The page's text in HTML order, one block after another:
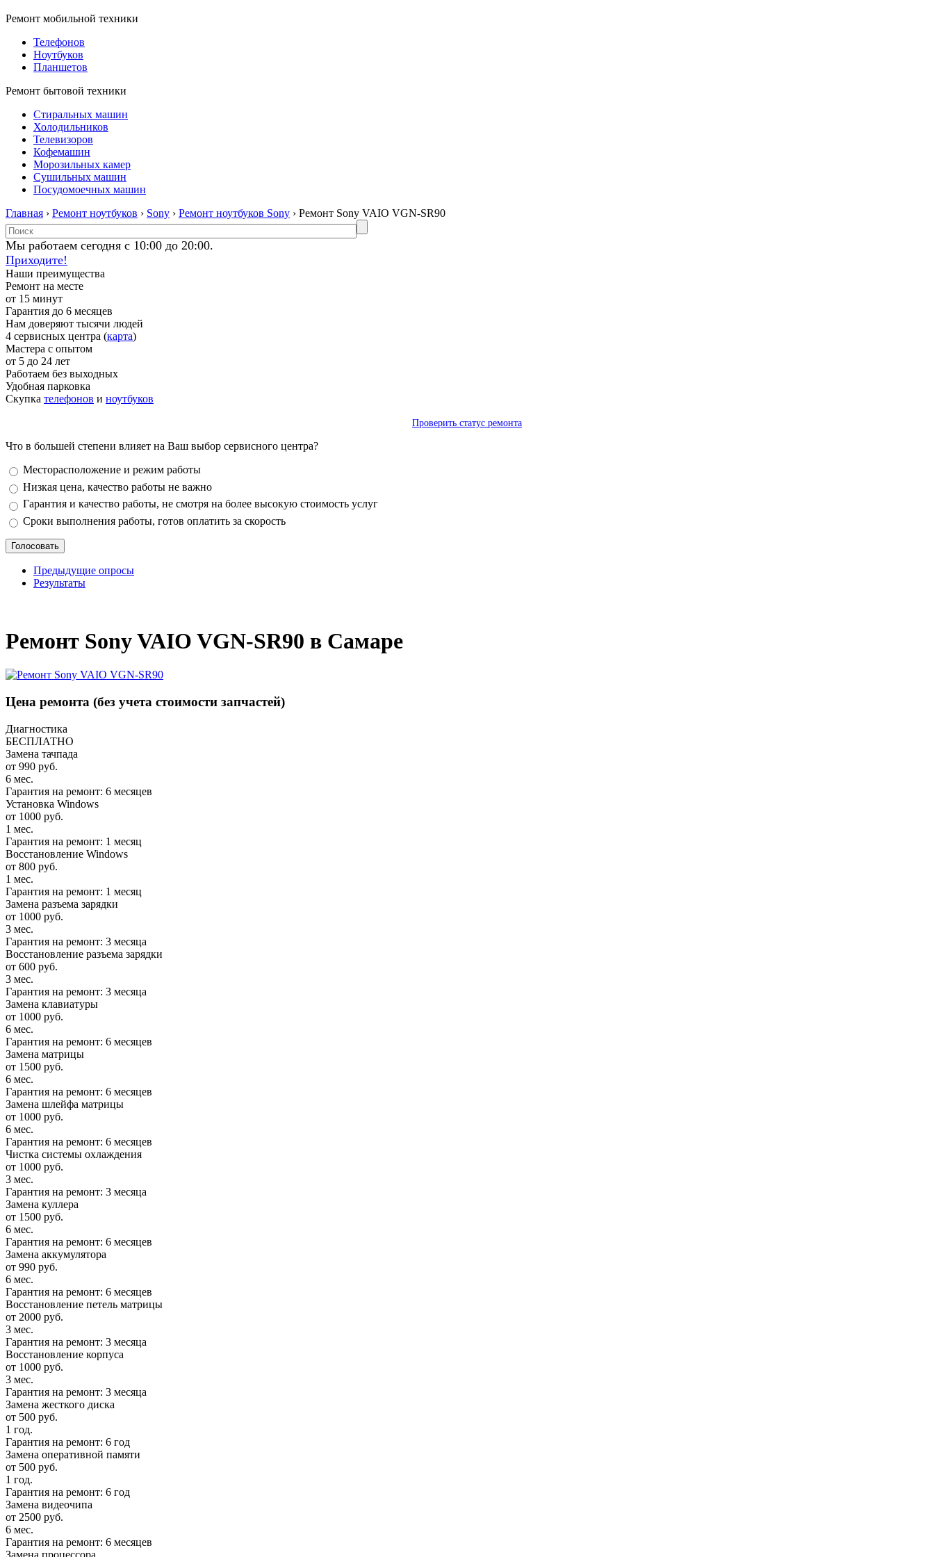
Ремонт мобильной техники
Телефонов
Ноутбуков
Планшетов
Ремонт бытовой техники
Стиральных машин
Холодильников
Телевизоров
Кофемашин
Морозильных камер
Сушильных машин
Посудомоечных машин
Главная › Ремонт ноутбуков › Sony › Ремонт ноутбуков Sony › Ремонт Sony VAIO VGN-SR90
Мы работаем сегодня с 10:00 до 20:00.
Приходите!
Наши преимущества
Ремонт на месте
от 15 минут
Гарантия до 6 месяцев
Нам доверяют тысячи людей
4 сервисных центра (карта)
Мастера с опытом
от 5 до 24 лет
Работаем без выходных
Удобная парковка
Скупка телефонов и ноутбуков
Проверить статус ремонта
Что в большей степени влияет на Ваш выбор сервисного центра?
Варианты
Месторасположение и режим работы
Низкая цена, качество работы не важно
Гарантия и качество работы, не смотря на более высокую стоимость услуг
Сроки выполнения работы, готов оплатить за скорость
Предыдущие опросы
Результаты
Ремонт Sony VAIO VGN-SR90 в Самаре
Цена ремонта (без учета стоимости запчастей)
Диагностика
БЕСПЛАТНО
Замена тачпада
от 990 руб.
6 мес.
Гарантия на ремонт: 6 месяцев
Установка Windows
от 1000 руб.
1 мес.
Гарантия на ремонт: 1 месяц
Восстановление Windows
от 800 руб.
1 мес.
Гарантия на ремонт: 1 месяц
Замена разъема зарядки
от 1000 руб.
3 мес.
Гарантия на ремонт: 3 месяца
Восстановление разъема зарядки
от 600 руб.
3 мес.
Гарантия на ремонт: 3 месяца
Замена клавиатуры
от 1000 руб.
6 мес.
Гарантия на ремонт: 6 месяцев
Замена матрицы
от 1500 руб.
6 мес.
Гарантия на ремонт: 6 месяцев
Замена шлейфа матрицы
от 1000 руб.
6 мес.
Гарантия на ремонт: 6 месяцев
Чистка системы охлаждения
от 1000 руб.
3 мес.
Гарантия на ремонт: 3 месяца
Замена куллера
от 1500 руб.
6 мес.
Гарантия на ремонт: 6 месяцев
Замена аккумулятора
от 990 руб.
6 мес.
Гарантия на ремонт: 6 месяцев
Восстановление петель матрицы
от 2000 руб.
3 мес.
Гарантия на ремонт: 3 месяца
Восстановление корпуса
от 1000 руб.
3 мес.
Гарантия на ремонт: 3 месяца
Замена жесткого диска
от 500 руб.
1 год.
Гарантия на ремонт: 6 год
Замена оперативной памяти
от 500 руб.
1 год.
Гарантия на ремонт: 6 год
Замена видеочипа
от 2500 руб.
6 мес.
Гарантия на ремонт: 6 месяцев
Замена процессора